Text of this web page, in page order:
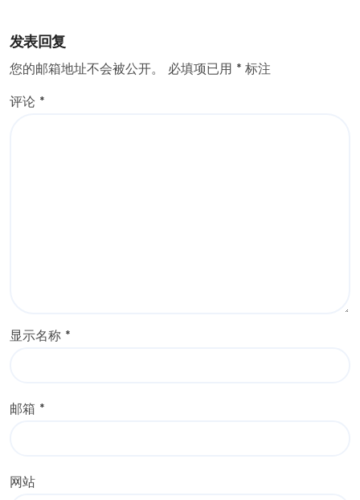
发表回复
您的邮箱地址不会被公开。 必填项已用 * 标注
评论 *
显示名称 *
邮箱 *
网站